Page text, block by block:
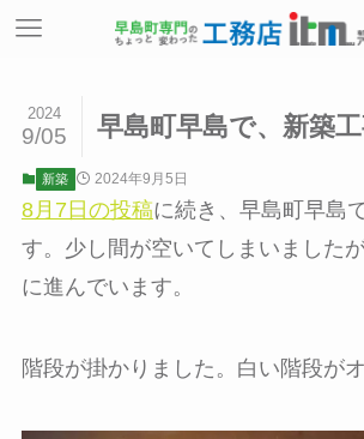
早島町早島で、新築工
2024
9/05
新築 2024年9月5日
8月7日の投稿に続き、早島町早島
す。少し間が空いてしまいました
に進んでいます。
階段が掛かりました。白い階段が